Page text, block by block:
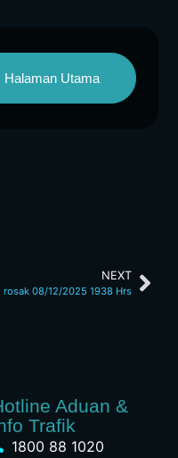
Halaman Utama
NEXT
rosak 08/12/2025 1938 Hrs
Aduan &
Trafik
1800 88 1020